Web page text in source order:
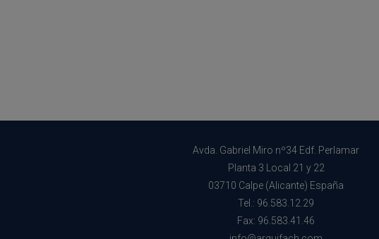
Avda. Gabriel Miro nº34 Edf. Perlamar
Planta 3 Local 21 y 22
03710 Calpe (Alicante) España
Tel.: 96.583.12.29
Fax: 96.583.41.46